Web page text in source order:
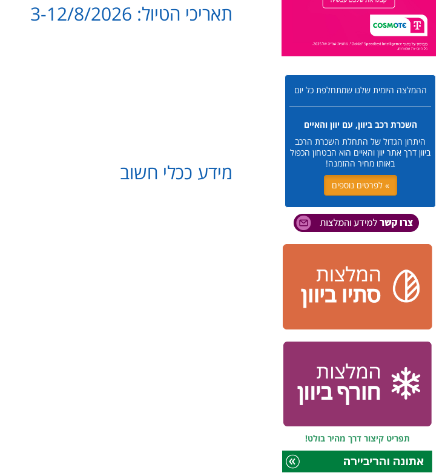
ההמלצה היומית שלנו שמתחלפת כל יום
השכרת רכב ביוון, עם יוון והאיים
היתרון הגדול של התחלת השכרת הרכב
ביוון דרך אתר יוון והאיים הוא הבטחון הכפול
באותו מחיר ההזמנה!
» לפרטים נוספים
תפריט קיצור דרך מהיר בולט!
תאריכי הטיול: 3-12/8/2026
מידע ככלי חשוב